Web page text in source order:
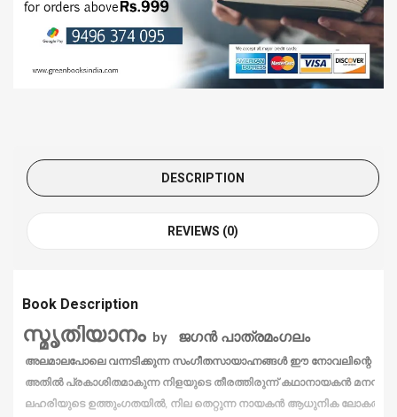
DESCRIPTION
REVIEWS (0)
Book Description
സ്മൃതിയാനംby ജഗൻ പാത്രമംഗലം
അലമാലപോലെ വന്നടിക്കുന്ന സംഗീതസായാഹ്നങ്ങൾ ഈ നോവലിന്റെ
അതിൽ പ്രകാശിതമാകുന്ന നിളയുടെ തീരത്തിരുന്ന് കഥാനായകൻ
ലഹരിയുടെ ഉത്തുംഗതയിൽ, നില തെറ്റുന്ന നായകൻ ആധുനിക